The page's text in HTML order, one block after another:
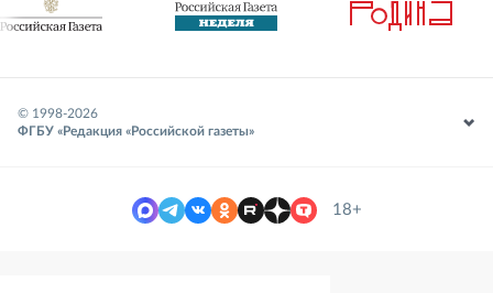
© 1998-2026
ФГБУ «Редакция «Российской газеты»
18+